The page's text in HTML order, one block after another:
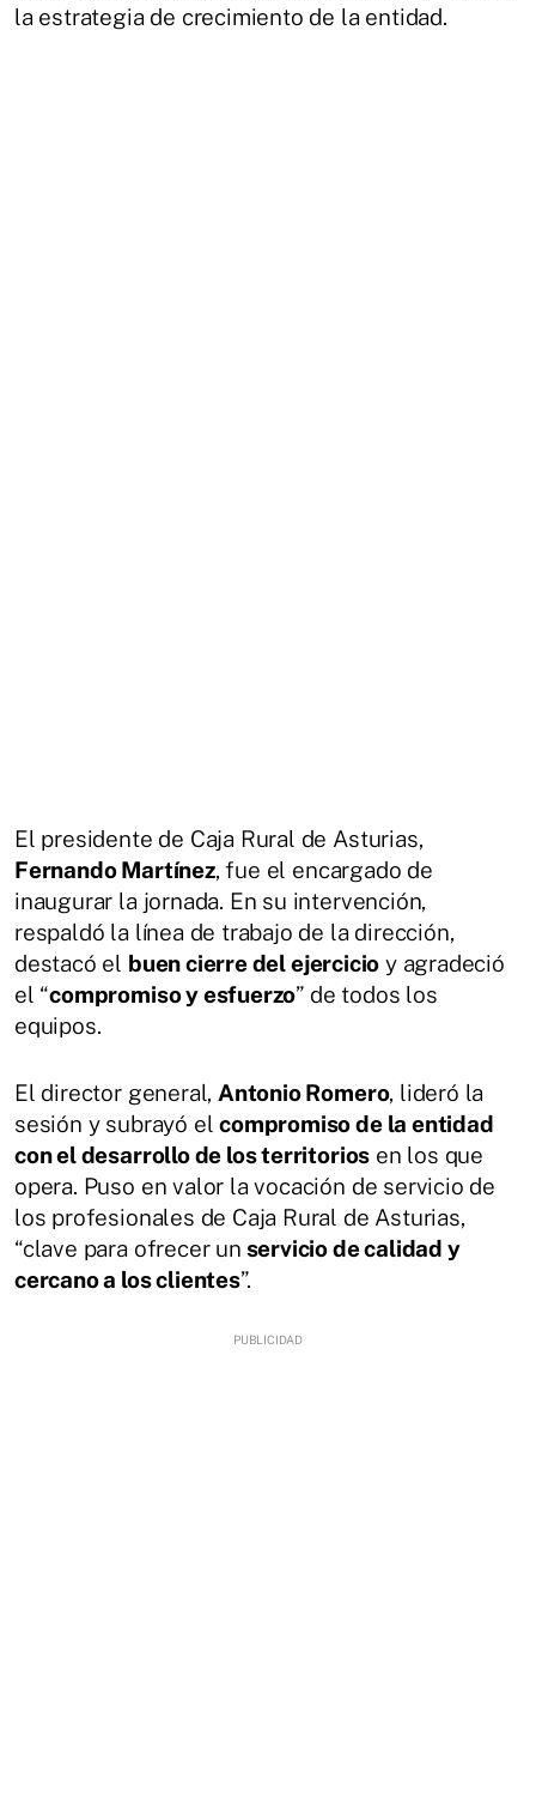
la estrategia de crecimiento de la entidad.
El presidente de Caja Rural de Asturias,
Fernando Martínez, fue el encargado de
inaugurar la jornada. En su intervención,
respaldó la línea de trabajo de la dirección,
destacó el buen cierre del ejercicio y agradeció
el “compromiso y esfuerzo” de todos los
equipos.
El director general, Antonio Romero, lideró la
sesión y subrayó elcompromiso de la entidad
con el desarrollo de los territorios en los que
opera. Puso en valor la vocación de servicio de
los profesionales de Caja Rural de Asturias,
“clave para ofrecer un servicio de calidad y
cercano a los clientes”.